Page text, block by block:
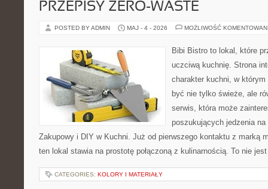
PRZEPISY ZERO-WASTE
POSTED BY ADMIN MAJ - 4 - 2026 MOŻLIWOŚĆ
Bibi Bistro to lokal, które
uczciwą kuchnię. Strona
charakter kuchni, w
być nie tylko świeże, ale
serwis, która może
poszukujących jedzenia
Zakupowy i DIY w Kuchni. Już od pierwszego kontaktu z marką
ten lokal stawia na prostotę połączoną z kulinarnością. To nie
CATEGORIES: KOLORY I MATERIAŁY